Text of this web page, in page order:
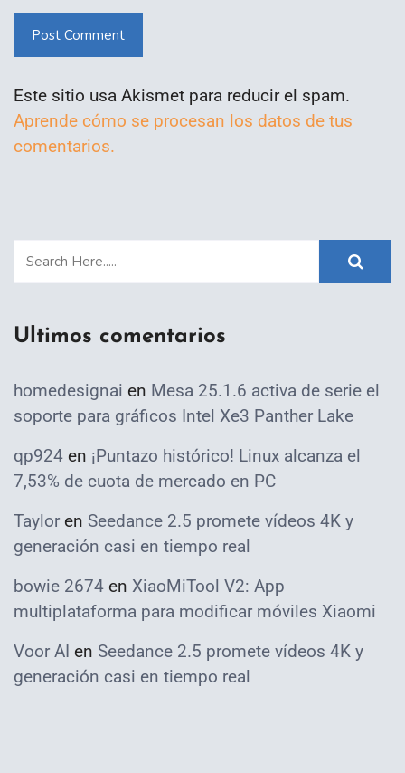
Post Comment
Este sitio usa Akismet para reducir el spam.
Aprende cómo se procesan los datos de tus
comentarios.
Ultimos comentarios
homedesignai en Mesa 25.1.6 activa de serie el
soporte para gráficos Intel Xe3 Panther Lake
qp924 en ¡Puntazo histórico! Linux alcanza el
7,53% de cuota de mercado en PC
Taylor en Seedance 2.5 promete vídeos 4K y
generación casi en tiempo real
bowie 2674 en XiaoMiTool V2: App
multiplataforma para modificar móviles Xiaomi
Voor AI en Seedance 2.5 promete vídeos 4K y
generación casi en tiempo real